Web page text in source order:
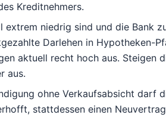
Kreditnehmers.
extrem niedrig sind und die Bank
Darlehen in Hypotheken-
aktuell recht hoch aus. Steigen
aus.
ohne Verkaufsabsicht darf
stattdessen einen